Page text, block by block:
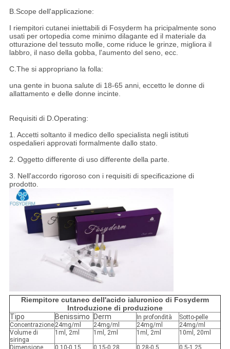
B.Scope dell'applicazione:
I riempitori cutanei iniettabili di Fosyderm ha pricipalmente sono
usati per ortopedia come minimo dilagante ed il materiale da
otturazione del tessuto molle, come riduce le grinze, migliora il
labbro, il naso della gobba, l'aumento del seno, ecc.
C.The si appropriano la folla:
una gente in buona salute di 18-65 anni, eccetto le donne di
allattamento e delle donne incinte.
Requisiti di D.Operating:
1. Accetti soltanto il medico dello specialista negli istituti
ospedalieri approvati formalmente dallo stato.
2. Oggetto differente di uso differente della parte.
3. Nell'accordo rigoroso con i requisiti di specificazione di
prodotto.
Riempitore cutaneo dell'acido ialuronico di Fosyderm
Introduzione di produzione
Tipo
Benissimo Derm In profondità
Sotto-pelle
Concentrazione 24mg/ml 24mg/ml 24mg/ml
24mg/ml
Volume di
siringa
1ml, 2ml 1ml, 2ml 1ml, 2ml 10ml, 20ml
Dimensione 0.10-0.15 0.15-0.28 0.28-0.5 0.5-1.25